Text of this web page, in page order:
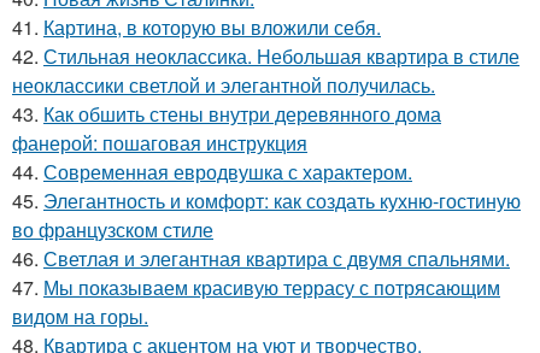
41. Картина, в которую вы вложили себя.
42. Стильная неоклассика. Небольшая квартира в стиле
неоклассики светлой и элегантной получилась.
43. Как обшить стены внутри деревянного дома
фанерой: пошаговая инструкция
44. Современная евродвушка с характером.
45. Элегантность и комфорт: как создать кухню-гостиную
во французском стиле
46. Светлая и элегантная квартира с двумя спальнями.
47. Мы показываем красивую террасу с потрясающим
видом на горы.
48. Квартира с акцентом на уют и творчество.